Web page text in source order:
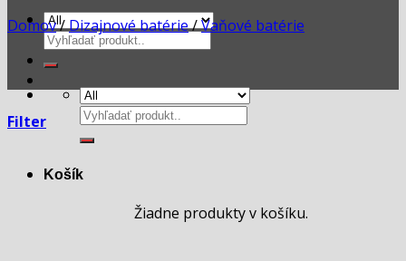
Hľadať:
Hľadať:
Košík
Žiadne produkty v košíku.
Domov/Dizajnové batérie/Vaňové batérie
Filter